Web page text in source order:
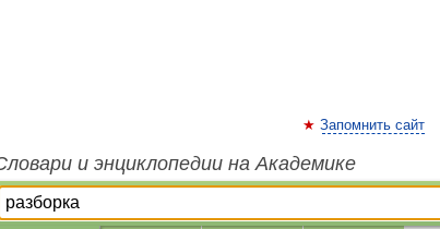
Запомнить сайт
и энциклопедии на Академике